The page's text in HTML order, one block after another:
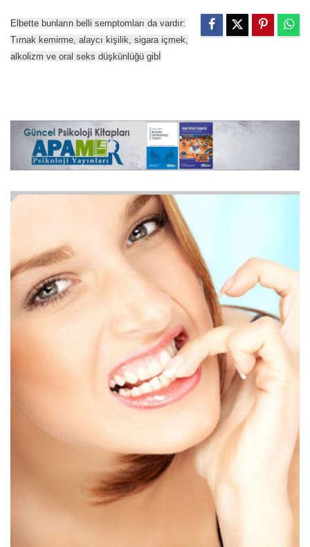
Elbette bunların belli semptomları da vardır:
Tırnak kemirme, alaycı kişilik, sigara içmek,
alkolizm ve oral seks düşkünlüğü gibİ